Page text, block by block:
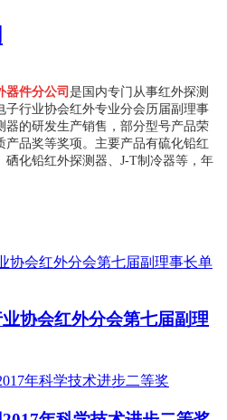
器件分公司 是国内专门从事红外探测
子行业协会红外专业分会历届副理事
器的研发生产销售，部分型号产品荣
品奖等奖项。主要产品有硫化铅红
化铅红外探测器、J-T制冷器等，年
协会红外分会第七届副理